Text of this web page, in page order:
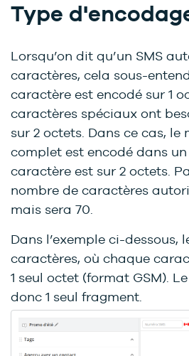
Type
Lorsqu’on dit qu’un SMS
caractères, cela sous-
caractère est encodé sur 1
caractères spéciaux ont
sur 2 octets. Dans ce cas, le
complet est encodé dans
caractère est sur 2 octets.
nombre de caractères
mais sera 70.
Dans l’exemple ci-dessous,
caractères, où chaque
1 seul octet (format GSM).
donc 1 seul fragment.